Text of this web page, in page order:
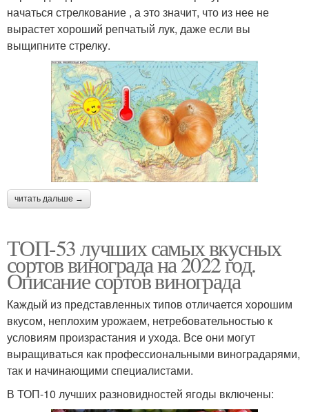
начаться стрелкование , а это значит, что из нее не
вырастет хороший репчатый лук, даже если вы
выщипните стрелку.
читать дальше →
ТОП-53 лучших самых вкусных
сортов винограда на 2022 год.
Описание сортов винограда
Каждый из представленных типов отличается хорошим
вкусом, неплохим урожаем, нетребовательностью к
условиям произрастания и ухода. Все они могут
выращиваться как профессиональными виноградарями,
так и начинающими специалистами.
В ТОП-10 лучших разновидностей ягоды включены: